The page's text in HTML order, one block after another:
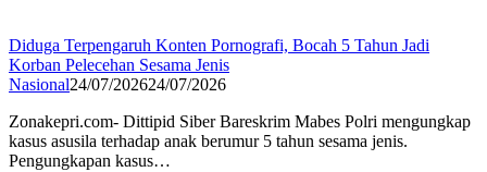
Diduga Terpengaruh Konten Pornografi, Bocah 5 Tahun Jadi
Korban Pelecehan Sesama Jenis
Nasional24/07/202624/07/2026
Zonakepri.com- Dittipid Siber Bareskrim Mabes Polri mengungkap
kasus asusila terhadap anak berumur 5 tahun sesama jenis.
Pengungkapan kasus…